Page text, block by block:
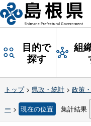
目的で
探す
組
トップ> 県政・統計> 政策
ー > 現在の位置 集計結果